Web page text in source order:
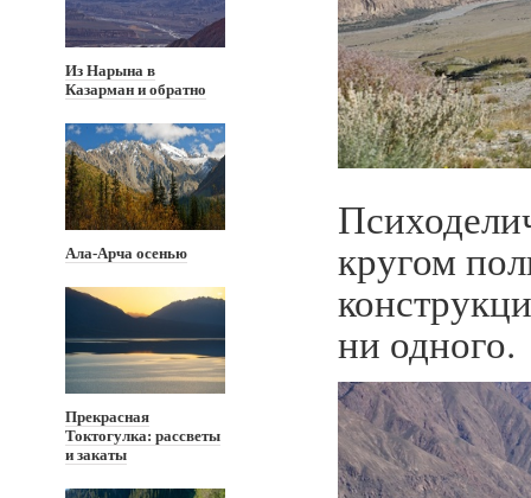
Из Нарына в
Казарман и обратно
Ала-Арча осенью
Прекрасная
Токтогулка: рассветы
и закаты
кругом
ни одного.